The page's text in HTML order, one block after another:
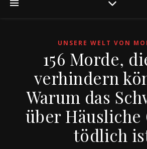
UNSERE WELT VON
156 Morde,
verhindern
Warum das
über Häusliche
tödlich